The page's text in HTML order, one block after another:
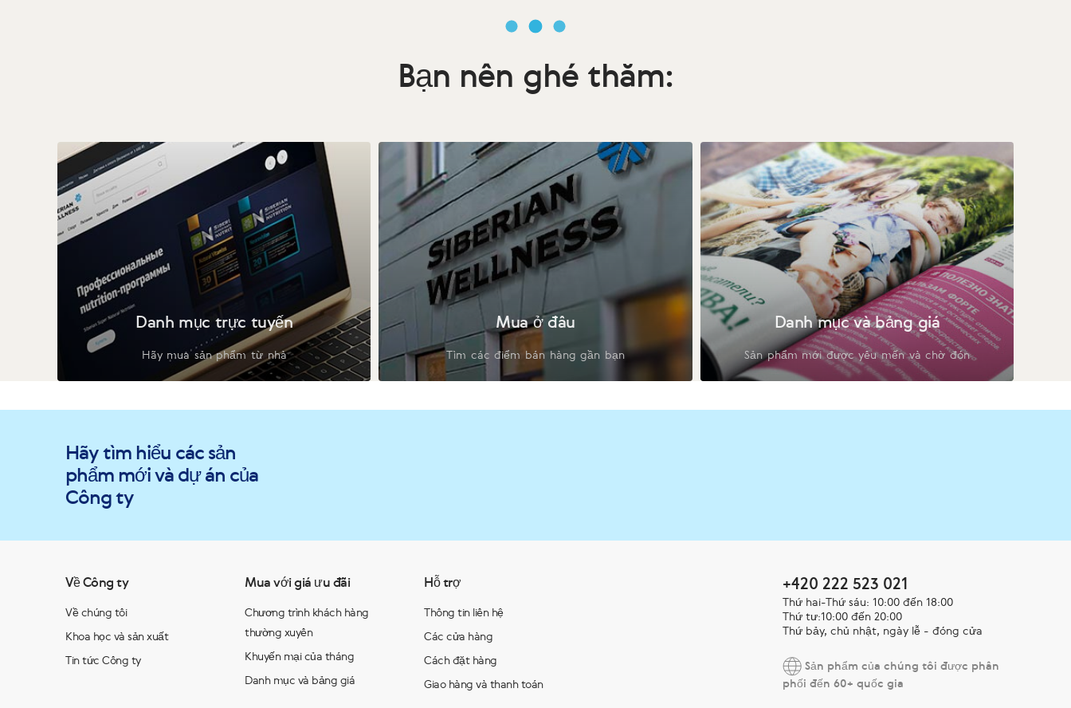
Bạn nên ghé thăm:
Danh mục trực tuyến
Hãy mua sản phẩm từ nhà
Mua ở đâu
Tìm các điểm bán hàng gần bạn
Danh mục và bảng giá
Sản phẩm mới được yêu mến và chờ đón
Hãy tìm hiểu các sản
phẩm mới và dự án của
Công ty
Về Công ty
Về chúng tôi
Khoa học và sản xuất
Tin tức Công ty
Mua với giá ưu đãi
Chương trình khách hàng
thường xuyên
Khuyến mại của tháng
Danh mục và bảng giá
Hỗ trợ
Thông tin liên hệ
Các cửa hàng
Cách đặt hàng
Giao hàng và thanh toán
+420 222 523 021
Thứ hai-Thứ sáu: 10:00 đến 18:00
Thứ tư:10:00 đến 20:00
Thứ bảy, chủ nhật, ngày lễ - đóng cửa
Sản phẩm của chúng tôi được phân
phối đến 60+ quốc gia